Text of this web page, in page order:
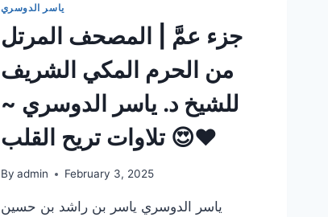
ياسر الدوسري
جزء عمَّ | المصحف المرتل
من الحرم المكي الشريف
للشيخ د. ياسر الدوسري ~
تلاوات تريح القلب 😍❤️
By admin February 3, 2025
ياسر الدوسري ياسر بن راشد بن حسين